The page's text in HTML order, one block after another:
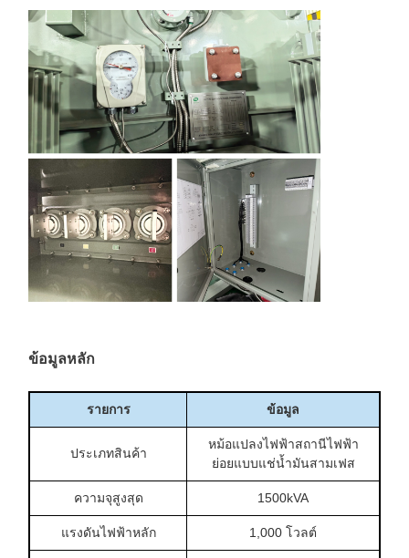
ข้อมูลหลัก
รายการ ข้อมูล
ประเภทสินค้า
หม้อแปลงไฟฟ้าสถานีไฟฟ้า
ย่อยแบบแช่น้ำมันสามเฟส
ความจุสูงสุด 1500kVA
แรงดันไฟฟ้าหลัก 1,000 โวลต์